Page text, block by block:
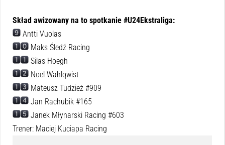
Skład awizowany na to spotkanie #U24Ekstraliga:
Antti Vuolas
Maks Śledź Racing
Silas Hoegh
Noel Wahlqwist
Mateusz Tudzież #909
Jan Rachubik #165
Janek Młynarski Racing #603
Trener: Maciej Kuciapa Racing